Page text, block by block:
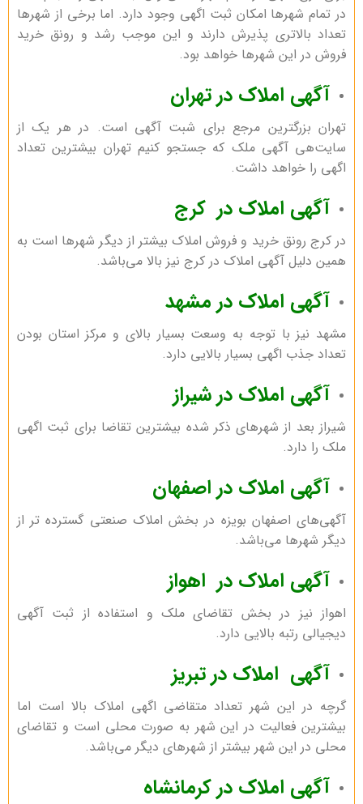
در تمام شهر‌ها امکان ثبت اگهی وجود دارد. اما برخی از شهر‌ها
تعداد بالاتری پذیرش دارند و این موجب رشد و رونق خرید
فروش در این شهر‌ها خواهد بود.
آگهی املاک در تهران
تهران بزرگترین مرجع برای شبت آگهی است. در هر یک از
سایت‌هی آگهی ملک که جستجو کنیم تهران بیشترین تعداد
اگهی را خواهد داشت.
آگهی املاک در کرج
در کرج رونق خرید و فروش املاک بیشتر از دیگر شهر‌ها است به
همین دلیل آگهی املاک در کرج نیز بالا می‌باشد.
آگهی املاک در مشهد
مشهد نیز با توجه به وسعت بسیار بالای و مرکز استان بودن
تعداد جذب اگهی بسیار بالایی دارد.
آگهی املاک در شیراز
شیراز بعد از شهر‌های ذکر شده بیشترین تقاضا برای ثبت اگهی
ملک را دارد.
آگهی املاک در اصفهان
آگهی‌های اصفهان بویزه در بخش املاک صنعتی گسترده تر از
دیگر شهر‌ها می‌باشد.
آگهی املاک در اهواز
اهواز نیز در بخش تقاضای ملک و استفاده از ثبت آگهی
دیجیالی رتبه بالایی دارد.
آگهی املاک در تبریز
گرچه در این شهر تعداد متقاضی اگهی املاک بالا است اما
بیشترین فعالیت در این شهر به صورت محلی است و تقاضای
محلی در این شهر بیشتر از شهر‌های دیگر می‌باشد.
آگهی املاک در کرمانشاه